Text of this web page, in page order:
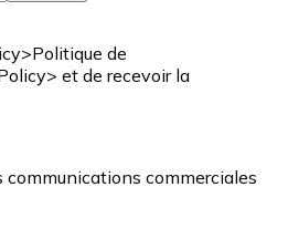
de
et de recevoir la
communications commerciales